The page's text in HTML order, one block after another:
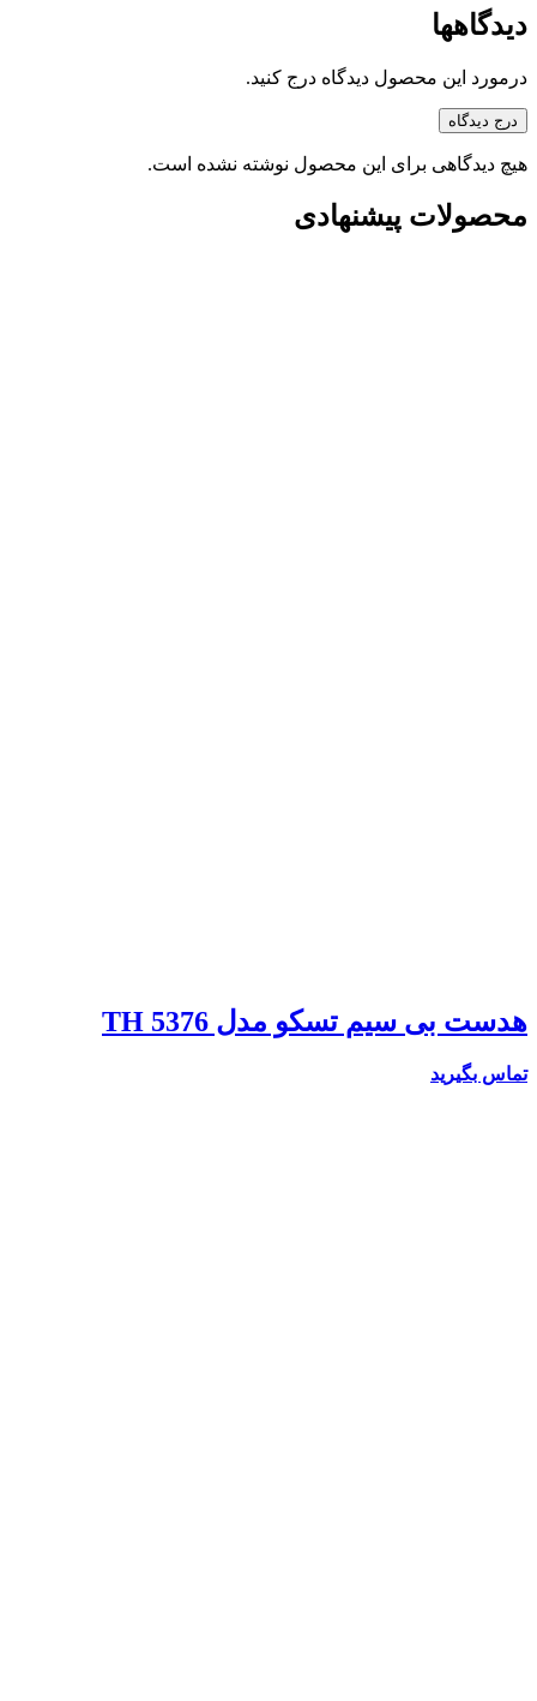
دیدگاهها
درمورد این محصول دیدگاه درج کنید.
درج دیدگاه
هیچ دیدگاهی برای این محصول نوشته نشده است.
محصولات پیشنهادی
هدست بی سیم تسکو مدل TH 5376
تماس بگیرید